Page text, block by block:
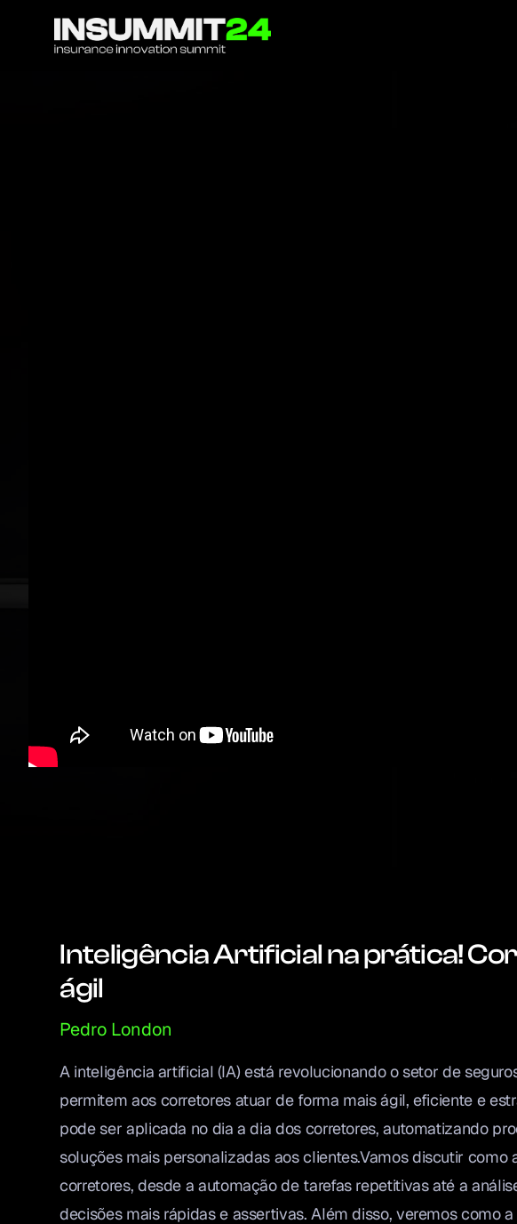
Inteligência Artificial na prática!
ágil
Pedro London
A inteligência artificial (IA) está revolucionando o setor de
permitem aos corretores atuar de forma mais ágil, eficiente e
pode ser aplicada no dia a dia dos corretores, automatizando
soluções mais personalizadas aos clientes.Vamos discutir
corretores, desde a automação de tarefas repetitivas até a
decisões mais rápidas e assertivas. Além disso, veremos como